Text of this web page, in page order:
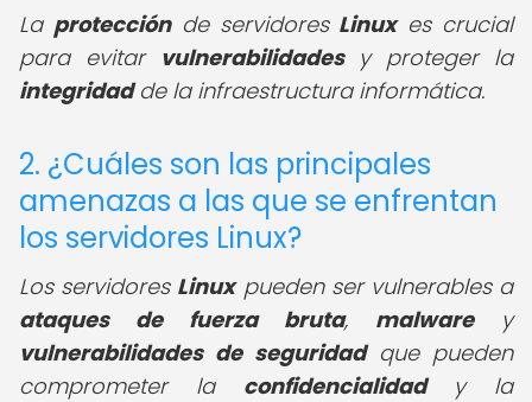
La protecciónde servidores Linuxes crucial
para evitar vulnerabilidadesy proteger la
integridadde la infraestructura informática.
2. ¿Cuáles son las principales
amenazas a las que se enfrentan
los servidores Linux?
Los servidores Linuxpueden ser vulnerables a
ataques de fuerza bruta, malwarey
vulnerabilidades de seguridadque pueden
comprometer la confidencialidady la